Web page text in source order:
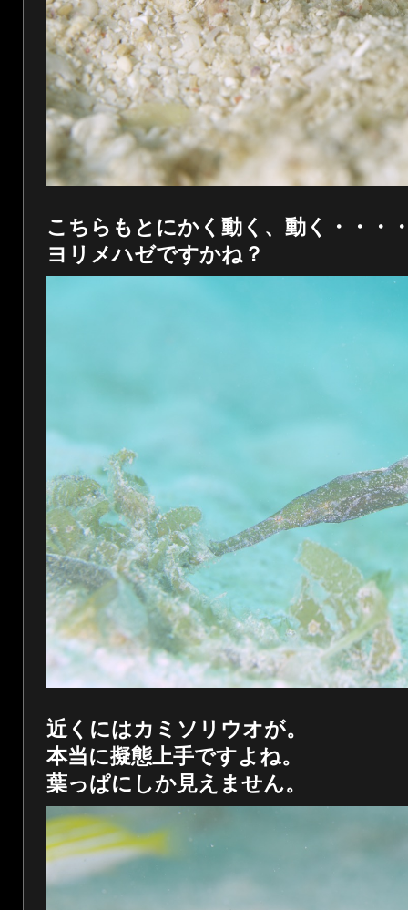
こちらもとにかく動く、動く・・・
ヨリメハゼですかね？
近くにはカミソリウオが。
本当に擬態上手ですよね。
葉っぱにしか見えません。